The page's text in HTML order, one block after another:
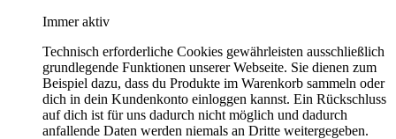
Immer aktiv
Technisch erforderliche Cookies gewährleisten ausschließlich
grundlegende Funktionen unserer Webseite. Sie dienen zum
Beispiel dazu, dass du Produkte im Warenkorb sammeln oder
dich in dein Kundenkonto einloggen kannst. Ein Rückschluss
auf dich ist für uns dadurch nicht möglich und dadurch
anfallende Daten werden niemals an Dritte weitergegeben.